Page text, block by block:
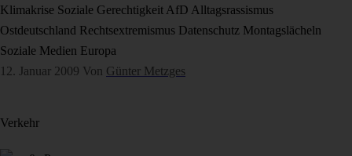
Klimakrise Soziale Gerechtigkeit AfD Alltagsrassismus
Ostdeutschland Rechtsextremismus Datenschutz Montagslächeln
Soziale Medien Europa
12. Januar 2009 Von Günter Metzges
Verkehr